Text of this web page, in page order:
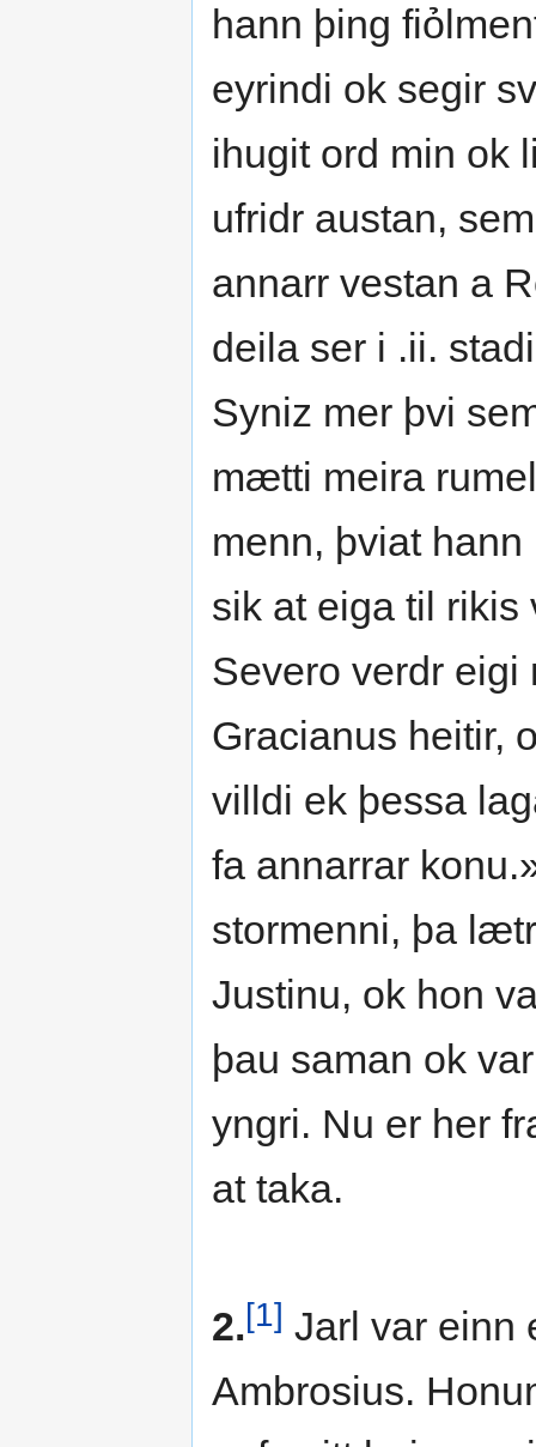
hann þing
eyrindi ok segir
ihugit ord min ok
ufridr austan,
annarr vestan a
deila ser i .ii.
Syniz mer þvi
mætti meira
menn, þviat
sik at eiga til rikis
Severo verdr eigi
Gracianus heitir,
villdi ek þessa
fa annarrar
stormenni, þa
Justinu, ok hon
þau saman ok
yngri. Nu er her
at taka.
2.[1] Jarl var einn
Ambrosius.